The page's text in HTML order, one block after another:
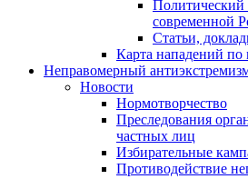
Политический
современной
Статьи,
Карта нападений по
Неправомерный
Новости
Нормотворчество
Преследования
частных лиц
Избирательные
Противодействие